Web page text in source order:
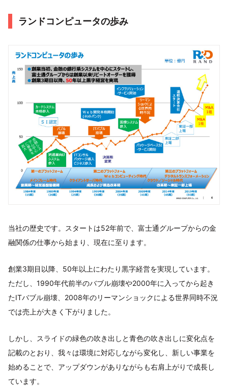
ランドコンピュータの歩み
当社の歴史です。スタートは52年前で、富士通グループからの金
融関係の仕事から始まり、現在に至ります。
創業3期目以降、50年以上にわたり黒字経営を実現しています。
ただし、1990年代前半のバブル崩壊や2000年に入ってから起き
たITバブル崩壊、2008年のリーマンショックによる世界同時不況
では売上が大きく下がりました。
しかし、スライドの緑色の吹き出しと青色の吹き出しに変化点を
記載のとおり、我々は環境に対応しながら変化し、新しい事業を
始めることで、アップダウンがありながらも右肩上がりで成長し
ています。